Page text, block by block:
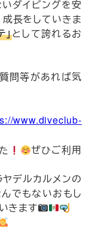
ダイビングを安
長をしていきま
」として誇れるお
問等があれば気
www.diveclub-
ぜひご利用
デルカルメンの
でもないおもし
きます